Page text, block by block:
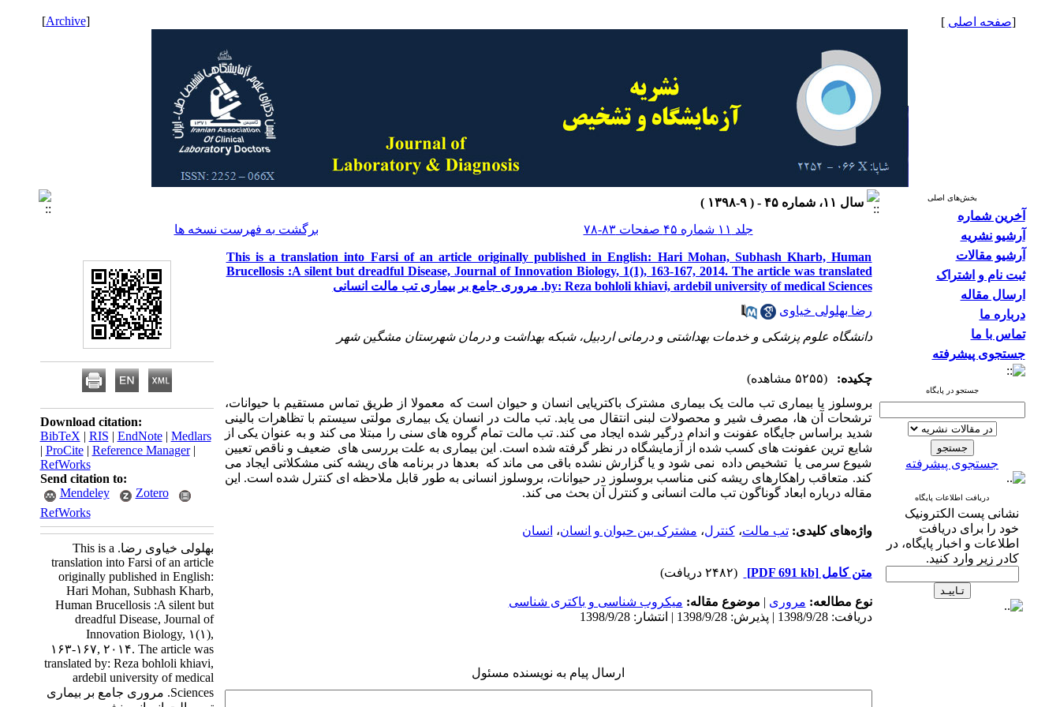
[صفحه اصلی ]
[
Archive
]
بخش‌های اصلی
آخرین شماره
آرشیو نشریه
آرشیو مقالات
ثبت نام و اشتراک
ارسال مقاله
درباره ما
تماس با ما
جستجوی پیشرفته
جستجو در پایگاه
جستجوی پیشرفته
دریافت اطلاعات پایگاه
نشانی پست الکترونیک
خود را برای دریافت
اطلاعات و اخبار پایگاه، در
کادر زیر وارد کنید.
سال ۱۱، شماره ۴۵ - ( ۹-۱۳۹۸ )
جلد ۱۱ شماره ۴۵ صفحات ۸۳-۷۸
برگشت به فهرست نسخه ها
This is a translation into Farsi of an article originally published in English: Hari Mohan, Subhash Kharb, Human
Brucellosis :A silent but dreadful Disease, Journal of Innovation Biology, 1(1), 163-167, 2014. The article was translated
by: Reza bohloli khiavi, ardebil university of medical Sciences. مروری جامع بر بیماری تب مالت انسانی
رضا بهلولی خیاوی
دانشگاه علوم پزشکی و خدمات بهداشتی و درمانی اردبیل، شبکه بهداشت و درمان شهرستان مشگین شهر
چکیده:
(۵۲۵۵ مشاهده)
بروسلوز یا بیماری تب مالت یک بیماری مشترک باکتریایی انسان و حیوان است که معمولا از طریق تماس مستقیم با حیوانات،
ترشحات آن ها، مصرف شیر و محصولات لبنی انتقال می یابد. تب مالت در انسان یک بیماری مولتی سیستم با تظاهرات بالینی
شدید براساس جایگاه عفونت و اندام درگیر شده ایجاد می کند. تب مالت تمام گروه های سنی را مبتلا می کند و به عنوان یکی از
شایع ترین عفونت های کسب شده از آزمایشگاه در نظر گرفته شده است. این بیماری به علت بررسی های ضعیف و ناقص تعیین
شیوع سرمی یا تشخیص داده نمی شود و یا گزارش نشده باقی می ماند که بعدها در برنامه های ریشه کنی مشکلاتی ایجاد می
کند. متعاقب راهکارهای ریشه کنی مناسب بروسلوز در حیوانات، بروسلوز انسانی به طور قابل ملاحظه ای کنترل شده است. این
مقاله درباره ابعاد گوناگون تب مالت انسانی و کنترل آن بحث می کند.
واژه‌های کلیدی:تب مالت،کنترل، مشترک بین حیوان و انسان، انسان
متن کامل[PDF 691 kb] (۲۴۸۲ دریافت)
نوع مطالعه: مروری | موضوع مقاله: میکروب شناسی و باکتری شناسی
دریافت: 1398/9/28 | پذیرش: 1398/9/28 | انتشار: 1398/9/28
ارسال پیام به نویسنده مسئول
Download citation:
BibTeX | RIS | EndNote| Medlars
| ProCite| Reference Manager|
RefWorks
Send citation to:
Mendeley
Zotero
RefWorks
بهلولی خیاوی رضا. This is a
translation into Farsi of an article
originally published in English:
Hari Mohan, Subhash Kharb,
Human Brucellosis :A silent but
dreadful Disease, Journal of
Innovation Biology, ۱(۱),
۱۶۳-۱۶۷, ۲۰۱۴. The article was
translated by: Reza bohloli khiavi,
ardebil university of medical
Sciences. مروری جامع بر بیماری